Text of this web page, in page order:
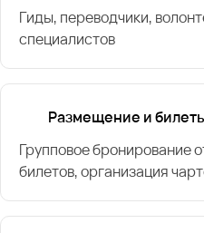
Гиды, переводчики,
специалистов
Размещение и
Групповое бронирование
билетов, организация